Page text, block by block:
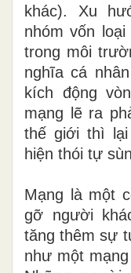
khác). Xu
nhóm vốn
trong môi
nghĩa cá
kích động
mạng lẽ ra
thế giới thì
hiện thói tự
Mạng là một
gỡ người
tăng thêm sự
như một